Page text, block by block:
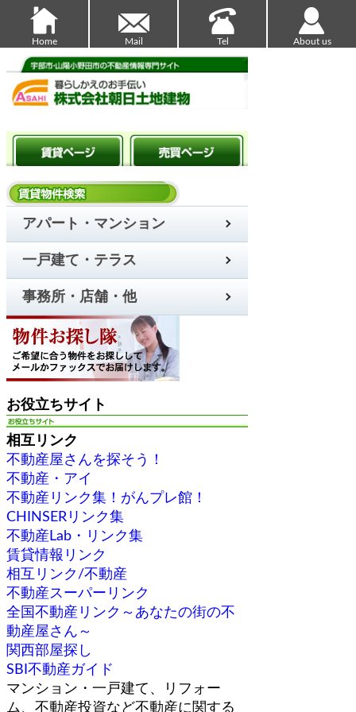
Home Mail Tel About us
アパート・マンション
一戸建て・テラス
事務所・店舗・他
お役立ちサイト
相互リンク
不動産屋さんを探そう！
不動産・アイ
不動産リンク集！がんプレ館！
CHINSERリンク集
不動産Lab・リンク集
賃貸情報リンク
相互リンク/不動産
不動産スーパーリンク
全国不動産リンク～あなたの街の不
動産屋さん～
関西部屋探し
SBI不動産ガイド
マンション・一戸建て、リフォー
ム、不動産投資など不動産に関する